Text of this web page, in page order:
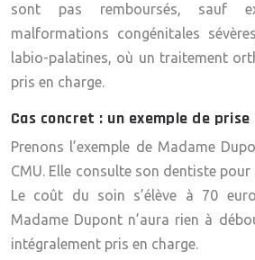
sont pas remboursés, sauf
malformations congénitales
labio-palatines, où un traitement
pris en charge.
Cas concret : un exemple de prise
Prenons l’exemple de Madame
CMU. Elle consulte son dentiste
Le coût du soin s’élève à 70
Madame Dupont n’aura rien à
intégralement pris en charge.